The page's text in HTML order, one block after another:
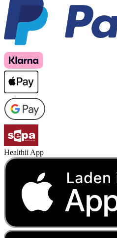
Healthii App